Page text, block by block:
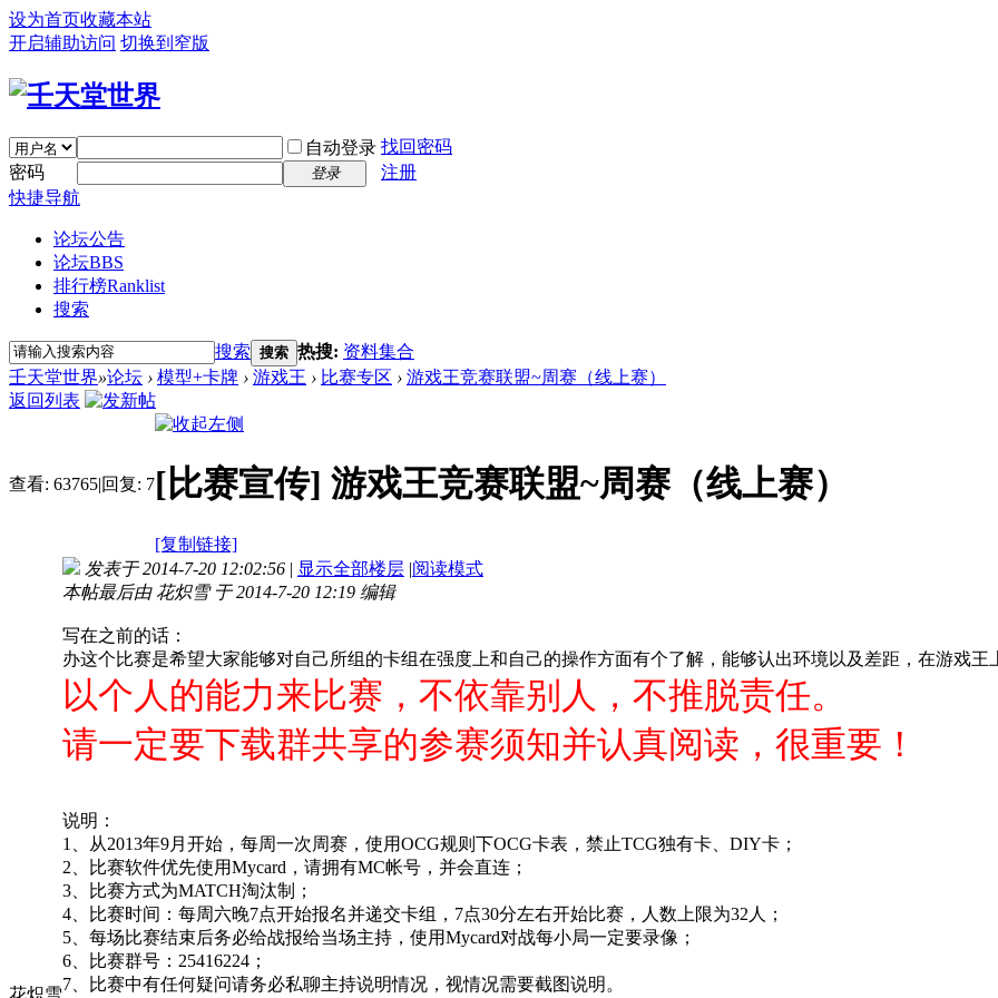
设为首页收藏本站
开启辅助访问 切换到窄版
自动登录 找回密码
密码
登录
注册
快捷导航
论坛公告
论坛BBS
排行榜Ranklist
搜索
搜索 搜索 热搜: 资料集合
壬天堂世界»论坛 › 模型+卡牌 › 游戏王 › 比赛专区 › 游戏王竞赛联盟~周赛（线上赛）
返回列表
查看: 63765|回复: 7[比赛宣传] 游戏王竞赛联盟~周赛（线上赛）
[复制链接]
花炽雪
发表于 2014-7-20 12:02:56 | 显示全部楼层 |阅读模式
本帖最后由 花炽雪 于 2014-7-20 12:19 编辑
写在之前的话：
办这个比赛是希望大家能够对自己所组的卡组在强度上和自己的操作方面有个了解，能够认出环境以及差距，在游戏王
以个人的能力来比赛，不依靠别人，不推脱责任。
请一定要下载群共享的参赛须知并认真阅读，很重要！
说明：
1、从2013年9月开始，每周一次周赛，使用OCG规则下OCG卡表，禁止TCG独有卡、DIY卡；
2、比赛软件优先使用Mycard，请拥有MC帐号，并会直连；
3、比赛方式为MATCH淘汰制；
4、比赛时间：每周六晚7点开始报名并递交卡组，7点30分左右开始比赛，人数上限为32人；
5、每场比赛结束后务必给战报给当场主持，使用Mycard对战每小局一定要录像；
6、比赛群号：25416224；
7、比赛中有任何疑问请务必私聊主持说明情况，视情况需要截图说明。